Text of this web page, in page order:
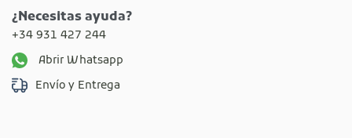
¿Necesitas ayuda?
+34 931 427 244
Abrir Whatsapp
Envío y Entrega